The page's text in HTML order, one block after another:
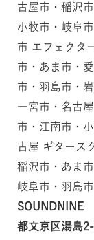
古屋市・稲沢
小牧市・岐阜
市 エフェクタ
市・あま市・
市・羽島市・
一宮市・名古
市・江南市・
古屋 ギター
稲沢市・あま
岐阜市・羽島
SOUNDNINE
都文京区湯島